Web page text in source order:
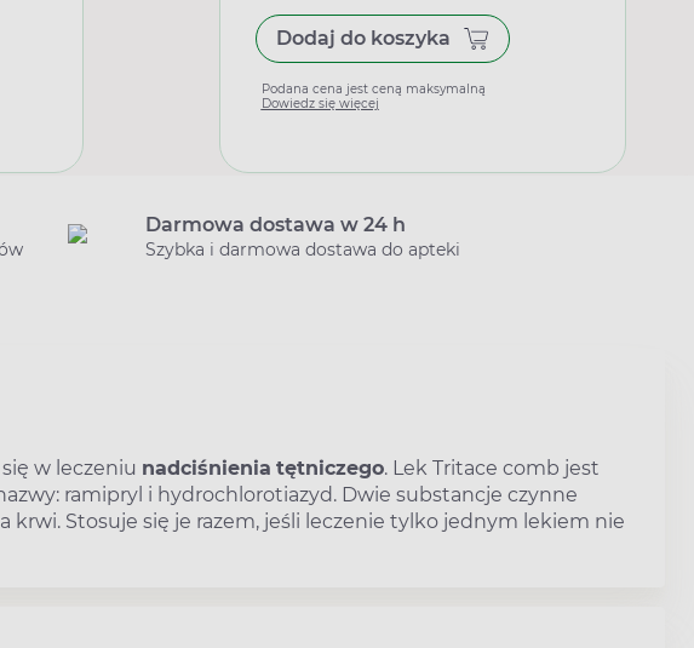
Dodaj do koszyka
Podana cena jest ceną maksymalną
Dowiedz się więcej
Darmowa dostawa w 24 h
Szybka i darmowa dostawa do apteki
w leczeniu nadciśnienia tętniczego. Lek Tritace comb jest
ramipryl i hydrochlorotiazyd. Dwie substancje czynne
krwi. Stosuje się je razem, jeśli leczenie tylko jednym lekiem nie